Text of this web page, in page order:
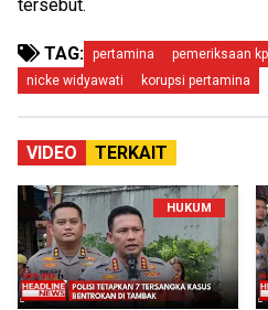
tersebut.
TAG: pertamina pemeriksaan
nicke widyawati
korupsi pertamina
VIDEO TERKAIT
HUKUM